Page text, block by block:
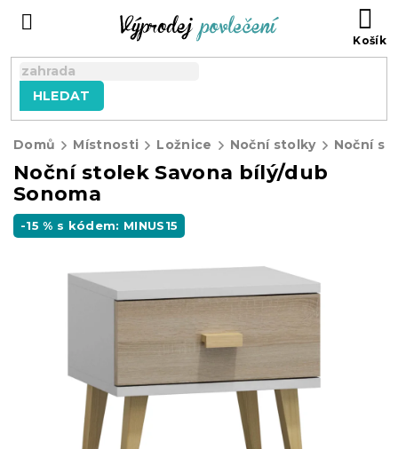
HLEDAT
Domů Místnosti Ložnice Noční stolky
Noční stolek Savona bílý/dub
Sonoma
-15 % s kódem: MINUS15